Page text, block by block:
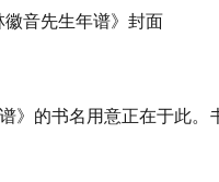
徽音先生年谱》封面
的书名用意正在于此。